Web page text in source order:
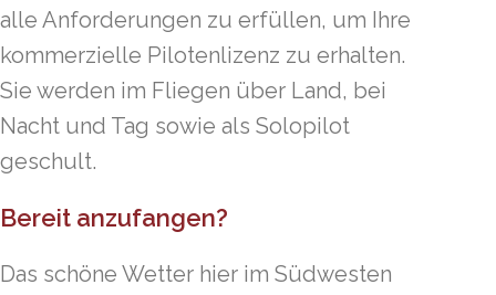
alle Anforderungen zu erfüllen, um Ihre
kommerzielle Pilotenlizenz zu erhalten.
Sie werden im Fliegen über Land, bei
Nacht und Tag sowie als Solopilot
geschult.
Bereit anzufangen?
Das schöne Wetter hier im Südwesten